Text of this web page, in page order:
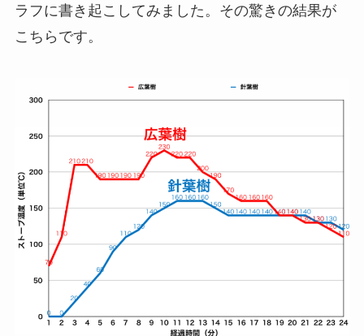
ラフに書き起こしてみました。その驚きの結果が
こちらです。